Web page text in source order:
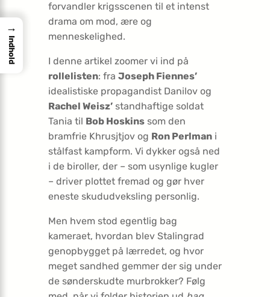
forvandler krigsscenen til et intenst
drama om mod, ære og
menneskelighed.
I denne artikel zoomer vi ind på
rollelisten: fra Joseph Fiennes’
idealistiske propagandist Danilov og
Rachel Weisz’ standhaftige soldat
Tania til Bob Hoskins som den
bramfrie Khrusjtjov og Ron Perlman i
stålfast kampform. Vi dykker også ned
i de biroller, der – som usynlige kugler
– driver plottet fremad og gør hver
eneste skududveksling personlig.
Men hvem stod egentlig bag
kameraet, hvordan blev Stalingrad
genopbygget på lærredet, og hvor
meget sandhed gemmer der sig under
de sønderskudte murbrokker? Følg
→
Indhold